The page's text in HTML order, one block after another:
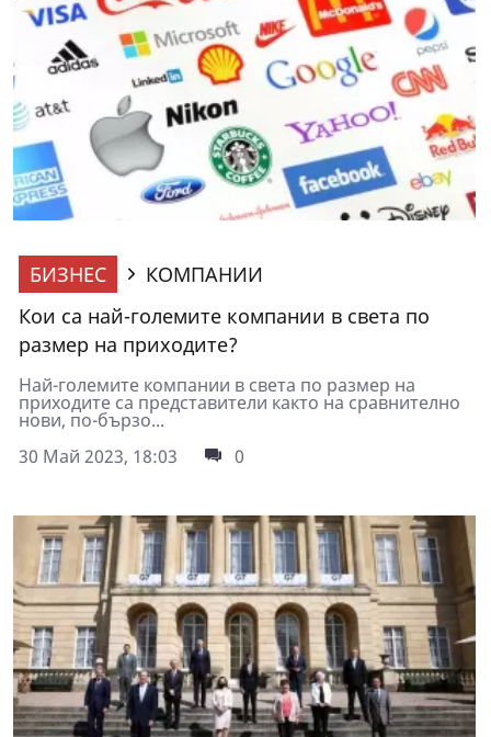
БИЗНЕС
КОМПАНИИ
Кои са най-големите компании в света по
размер на приходите?
Най-големите компании в света по размер на
приходите са представители както на сравнително
нови, по-бързо...
30 Май 2023, 18:03
0